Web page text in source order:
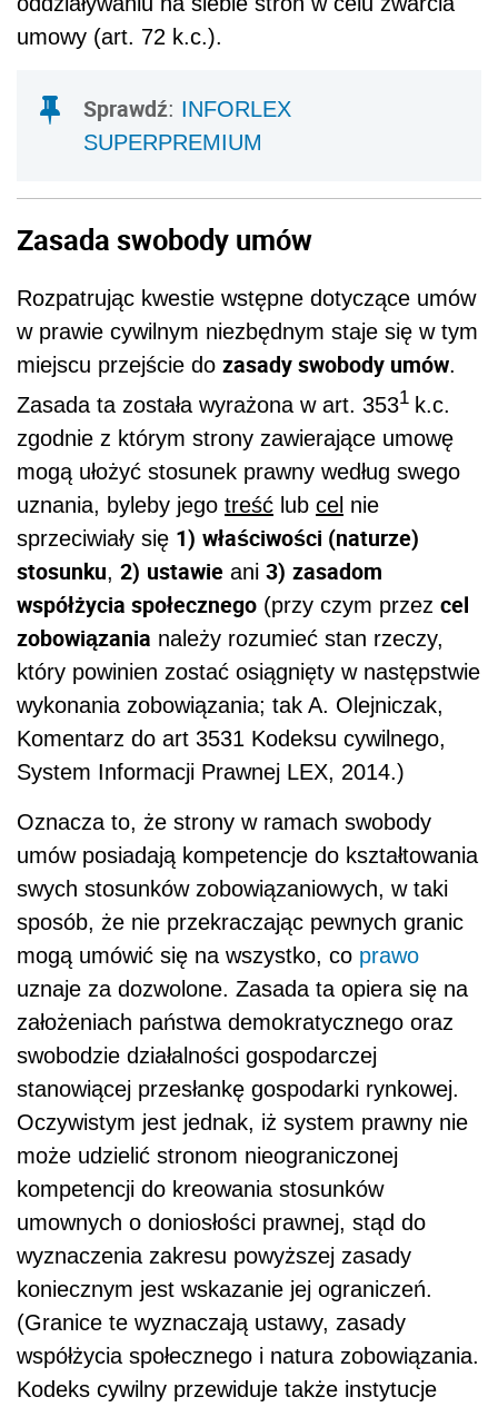
umowy (art. 72 k.c.).
Sprawdź: INFORLEX
SUPERPREMIUM
Zasada swobody umów
Rozpatrując kwestie wstępne dotyczące umów
w prawie cywilnym niezbędnym staje się w tym
miejscu przejście do zasady swobody umów.
Zasada ta została wyrażona w art. 3531 k.c.
zgodnie z którym strony zawierające umowę
mogą ułożyć stosunek prawny według swego
uznania, byleby jego treść lub cel nie
sprzeciwiały się 1) właściwości (naturze)
stosunku, 2) ustawie ani 3) zasadom
współżycia społecznego (przy czym przez cel
zobowiązania należy rozumieć stan rzeczy,
który powinien zostać osiągnięty w następstwie
wykonania zobowiązania; tak A. Olejniczak,
Komentarz do art 3531 Kodeksu cywilnego,
System Informacji Prawnej LEX, 2014.)
Oznacza to, że strony w ramach swobody
umów posiadają kompetencje do kształtowania
swych stosunków zobowiązaniowych, w taki
sposób, że nie przekraczając pewnych granic
mogą umówić się na wszystko, co prawo
uznaje za dozwolone. Zasada ta opiera się na
założeniach państwa demokratycznego oraz
swobodzie działalności gospodarczej
stanowiącej przesłankę gospodarki rynkowej.
Oczywistym jest jednak, iż system prawny nie
może udzielić stronom nieograniczonej
kompetencji do kreowania stosunków
umownych o doniosłości prawnej, stąd do
wyznaczenia zakresu powyższej zasady
koniecznym jest wskazanie jej ograniczeń.
(Granice te wyznaczają ustawy, zasady
współżycia społecznego i natura zobowiązania.
Kodeks cywilny przewiduje także instytucje